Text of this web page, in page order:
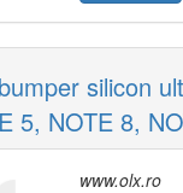
silicon
5, NOTE 8,
www.olx.ro